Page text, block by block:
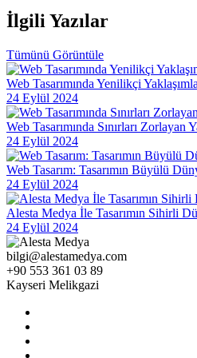
Inovatif Tasarımın Gücü: Dijital
Lider Firma
SEO ve Sosyal Medya
Yükseltin
Alesta Medya Grafik Tasarım
Çözümler
Responsive Web Tasarımı:
Mobil Uygulama Geliştirme
Yükseltme Rehberi
Kayseri'de Hızlı Web Sitesi
Profesyonel Çözümler
Görsel İletişim Teknikleri ve Web
Grafik Tasarımın Geleceği: Dijital
İlgili Yazılar
Tümünü Görüntüle
Web Tasarımında Yenilikçi
24 Eylül 2024
Web Tasarımında Sınırları Zorlayan
24 Eylül 2024
Web Tasarım: Tasarımın Büyülü
24 Eylül 2024
Alesta Medya İle Tasarımın Sihirli
24 Eylül 2024
bilgi@alestamedya.com
+90 553 361 03 89
Kayseri Melikgazi